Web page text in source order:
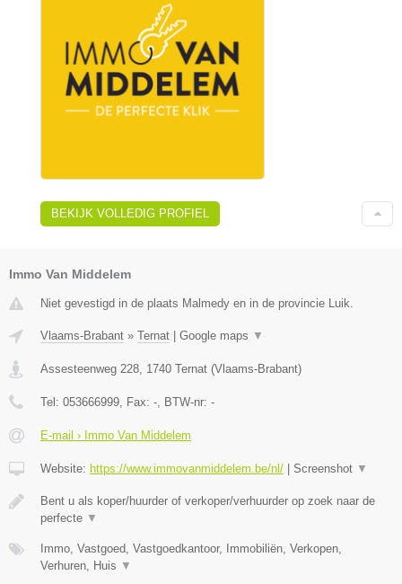
BEKIJK VOLLEDIG PROFIEL
Immo Van Middelem
Niet gevestigd in de plaats Malmedy en in de provincie Luik.
Vlaams-Brabant » Ternat Google maps ▼
Assesteenweg 228 1740 Ternat (Vlaams-Brabant)
Tel: 053666999 , Fax: - , BTW-nr: -
E-mail › Immo Van Middelem
Website: https://www.immovanmiddelem.be/nl/ Screenshot ▼
Bent u als koper/huurder of verkoper/verhuurder op zoek naar de
perfecte ▼
Immo, Vastgoed, Vastgoedkantoor, Immobiliën, Verkopen,
Verhuren, Huis ▼